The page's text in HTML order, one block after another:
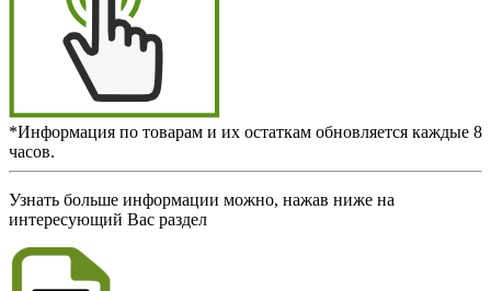
*Информация по товарам и их остаткам обновляется каждые 8
часов.
Узнать больше информации можно, нажав ниже на
интересующий Вас раздел